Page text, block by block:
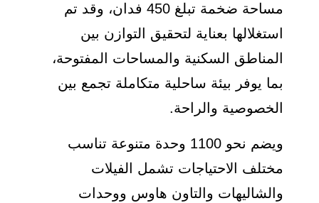
مساحة ضخمة تبلغ 450 فدان، وقد تم
استغلالها بعناية لتحقيق التوازن بين
المناطق السكنية والمساحات المفتوحة،
بما يوفر بيئة ساحلية متكاملة تجمع بين
الخصوصية والراحة.
ويضم نحو 1100 وحدة متنوعة تناسب
مختلف الاحتياجات تشمل الفيلات
والشاليهات والتاون هاوس ووحدات